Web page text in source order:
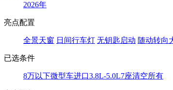
2026年
亮点配置
全景天窗 日间行车灯 无钥匙启动 随动转向
已选条件
8万以下微型车进口3.8L-5.0L7座清空所有